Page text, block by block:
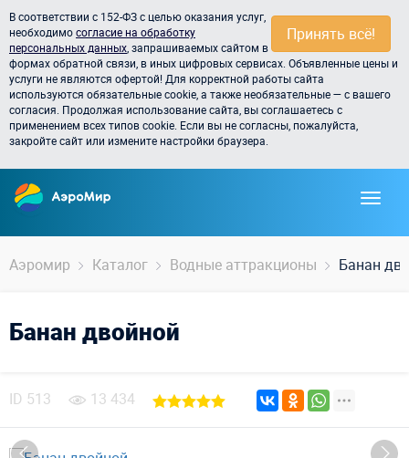
Принять всё!
В соответствии с 152-ФЗ с целью оказания услуг,
необходимосогласие на обработку
персональных данных , запрашиваемых сайтом в
формах обратной связи, в иных цифровых сервисах. Объявленные цены и
услуги не являются офертой! Для корректной работы сайта
используются обязательные cookie, а также необязательные — с вашего
согласия. Продолжая использование сайта, вы соглашаетесь с
применением всех типов cookie. Если вы не согласны, пожалуйста,
закройте сайт или измените настройки браузера.
Аэромир Каталог Водные аттракционы Банан
Банан двойной
ID 513 13 434